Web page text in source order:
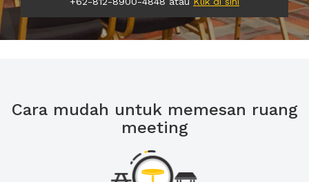
Cara mudah untuk memesan ruang
meeting